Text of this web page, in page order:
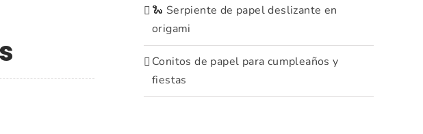
🐍 Serpiente de papel deslizante en
origami
Conitos de papel para cumpleaños y
fiestas